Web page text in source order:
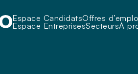
Espace CandidatsOffres
Espace EntreprisesSecteursÀ